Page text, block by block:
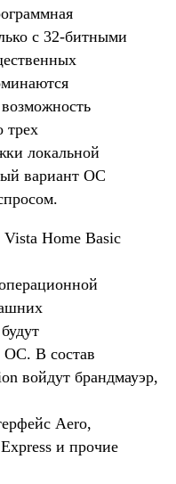
с 32-битными
трех
локальной
вариант ОС
Home Basic
ОС. В состав
войдут брандмауэр,
Aero,
и прочие